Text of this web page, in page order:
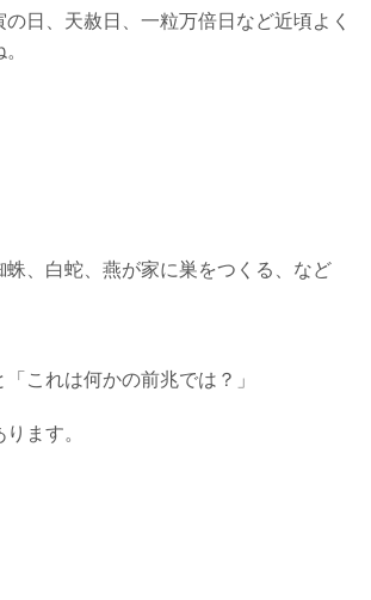
の日、天赦日、一粒万倍日など近頃よく
蛛、白蛇、燕が家に巣をつくる、など
これは何かの前兆では？」
ます。